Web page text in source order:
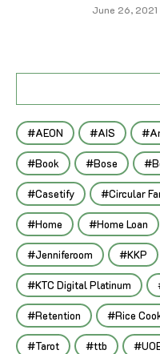
June 26, 2021
AEON AIS
Book Bose
Casetify Circular
Home Home Loan
Jenniferoom KKP
KTC Digital Platinum
Retention Rice
Tarot ttb